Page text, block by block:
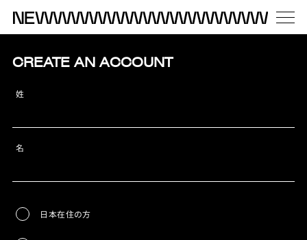
CREATE AN ACCOUNT
姓
名
日本在住の方